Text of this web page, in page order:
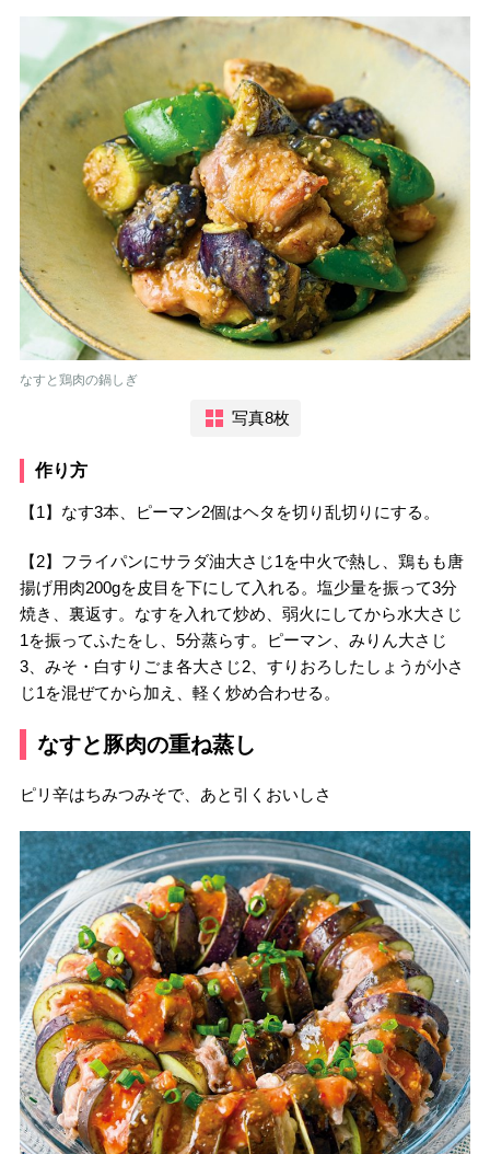
なすと鶏肉の鍋しぎ
写真8枚
作り方
【1】なす3本、ピーマン2個はヘタを切り乱切りにする。
【2】フライパンにサラダ油大さじ1を中火で熱し、鶏もも唐
揚げ用肉200gを皮目を下にして入れる。塩少量を振って3分
焼き、裏返す。なすを入れて炒め、弱火にしてから水大さじ
1を振ってふたをし、5分蒸らす。ピーマン、みりん大さじ
3、みそ・白すりごま各大さじ2、すりおろしたしょうが小さ
じ1を混ぜてから加え、軽く炒め合わせる。
なすと豚肉の重ね蒸し
ピリ辛はちみつみそで、あと引くおいしさ